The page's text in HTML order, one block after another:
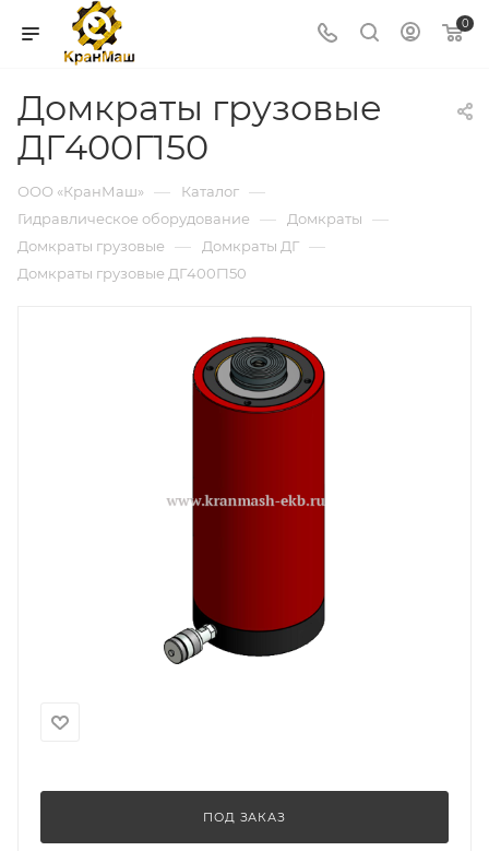
0
Домкраты грузовые
ДГ400Г150
ООО «КранМаш» — Каталог —
Гидравлическое оборудование — Домкраты —
Домкраты грузовые — Домкраты ДГ —
Домкраты грузовые ДГ400Г150
ПОД ЗАКАЗ